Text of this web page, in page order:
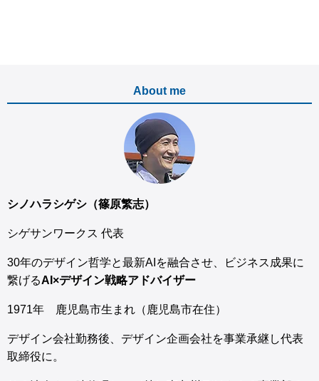
About me
シノハラシゲシ（篠原繁志）
シゲサンワークス 代表
30年のデザイン哲学と最新AIを融合させ、ビジネス成果に
繋げるAI×デザイン戦略アドバイザー
1971年 鹿児島市生まれ（鹿児島市在住）
デザイン会社勤務後、デザイン企画会社を事業承継し代表
取締役に。